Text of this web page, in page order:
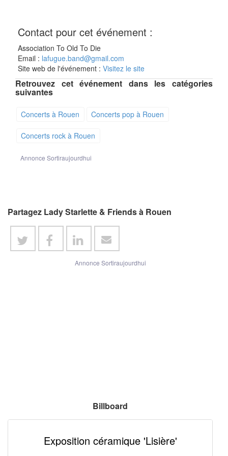
Contact pour cet événement :
Association To Old To Die
Email : lafugue.band@gmail.com
Site web de l'événement : Visitez le site
Retrouvez cet événement dans les catégories
suivantes
Concerts à Rouen Concerts pop à Rouen
Concerts rock à Rouen
Annonce Sortiraujourdhui
Partagez Lady Starlette & Friends à Rouen
Annonce Sortiraujourdhui
Billboard
Exposition céramique 'Lisière'